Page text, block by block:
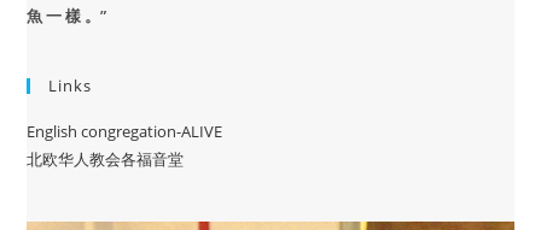
魚 一 樣 。”
Links
English congregation-ALIVE
北欧华人教会各福音堂